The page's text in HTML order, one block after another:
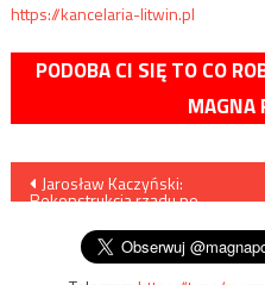
https://kancelaria-litwin.pl
PODOBA CI SIĘ TO CO
MAGNA
Nawigacja
wpisu
Jarosław Kaczyński:
Rekonstrukcja rządu po